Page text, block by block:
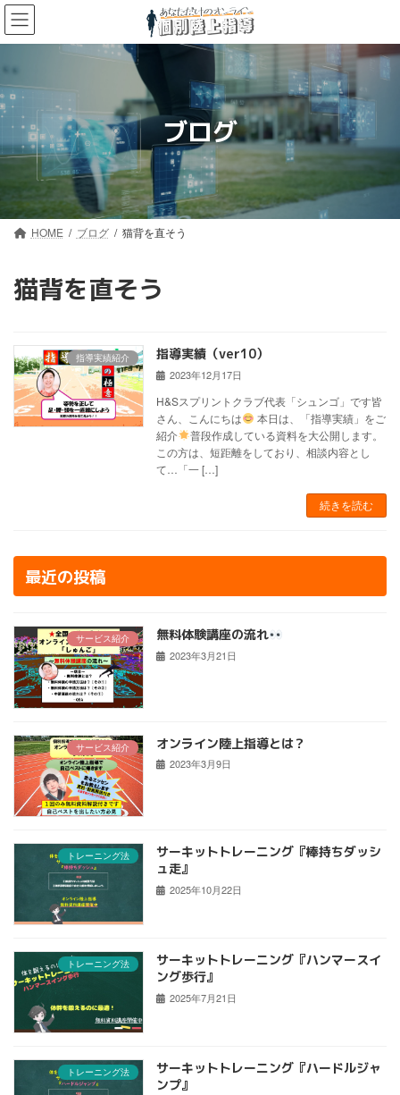
コ
ン
テ
ン
ツ
へ
ス
ッ
ナ
ビ
ゲ
ー
シ
ョ
ン
移
ブログ
HOME ブログ 猫背を直そう
猫背を直そう
指導実績紹介 指導実績（ver10）
2023年12月17日
H&Sスプリントクラブ代表「シュンゴ」です皆
さん、こんにちは
本日は、「指導実績」をご
紹介
普段作成している資料を大公開します。
この方は、短距離をしており、相談内容とし
て…「一 […]
続きを読む
最近の投稿
サービス紹介 無料体験講座の流れ
2023年3月21日
サービス紹介 オンライン陸上指導とは？
2023年3月9日
トレーニング法
サーキットトレーニング『棒持ちダッシ
ュ走』
2025年10月22日
トレーニング法
サーキットトレーニング『ハンマースイ
ング歩行』
2025年7月21日
トレーニング法
サーキットトレーニング『ハードルジャ
ンプ』